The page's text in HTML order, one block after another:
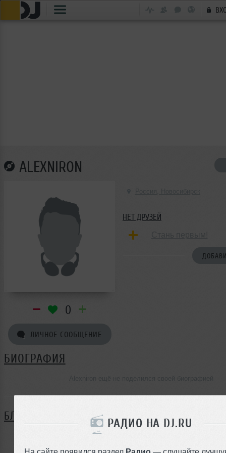
РАДИО НА DJ.RU
На сайте появился раздел Радио — слушайте
ALEXNIRON
0
ЛИЧНОЕ СООБЩЕНИЕ
НЕТ ДРУЗЕЙ
БИОГРАФИЯ
БЛОГ